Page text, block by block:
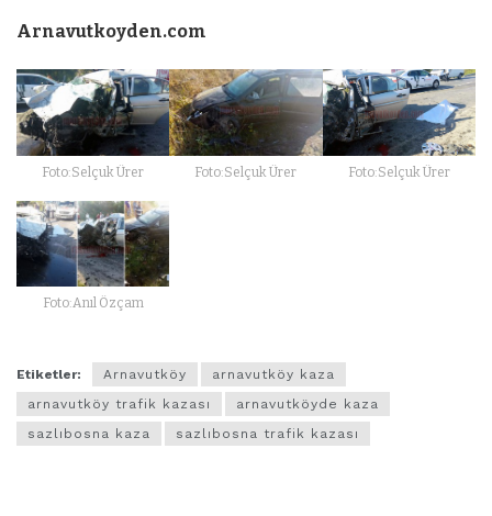
Arnavutkoyden.com
Foto:Selçuk Ürer Foto:Selçuk Ürer Foto:Selçuk Ürer
Foto:Anıl Özçam
Etiketler: Arnavutköy
arnavutköy kaza
arnavutköy trafik kazası
arnavutköyde kaza
sazlıbosna kaza
sazlıbosna trafik kazası